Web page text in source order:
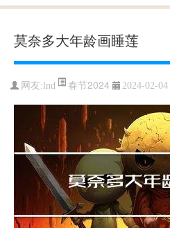
莫奈多大年龄画睡莲
网友: lnd 春节2024 2024-02-